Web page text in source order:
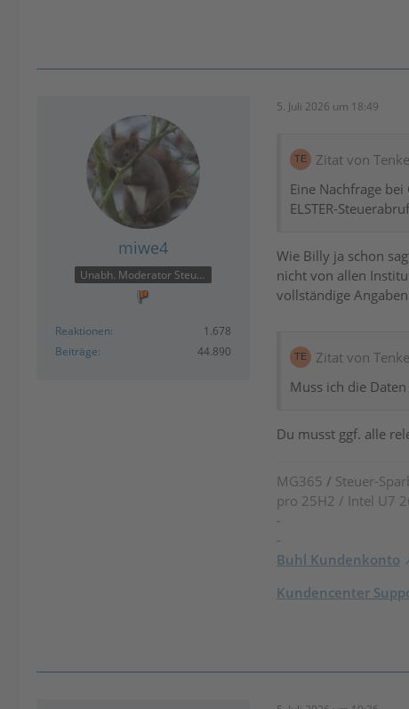
miwe4
Unabh. Moderator Steuer
Reaktionen
1.678
Beiträge
44.890
5. Juli 2026 um 18:49
Zitat von
Eine Nachfrage
ELSTER-
Wie Billy ja schon
nicht von allen
vollständige
Zitat von
Muss ich die
Du musst ggf. alle
MG365 / Steuer-
pro 25H2 / Intel U7
-
-
Buhl Kundenkonto
Kundencenter